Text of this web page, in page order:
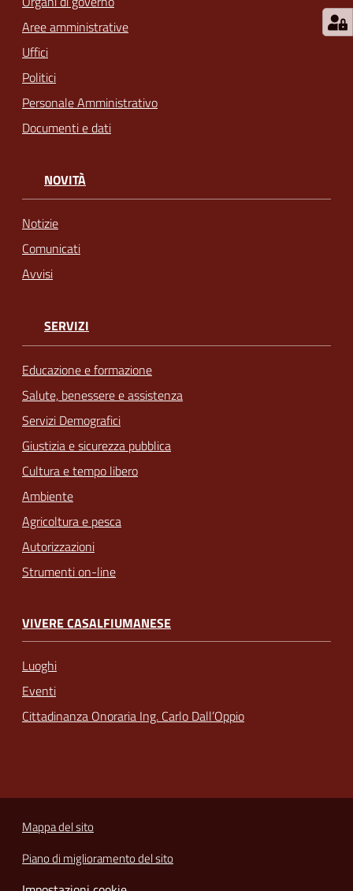
Aree amministrative
Uffici
Politici
Personale Amministrativo
Documenti e dati
NOVITÀ
Notizie
Comunicati
Avvisi
SERVIZI
Educazione e formazione
Salute, benessere e assistenza
Servizi Demografici
Giustizia e sicurezza pubblica
Cultura e tempo libero
Ambiente
Agricoltura e pesca
Autorizzazioni
Strumenti on-line
VIVERE CASALFIUMANESE
Luoghi
Eventi
Cittadinanza Onoraria Ing. Carlo Dall’Oppio
Mappa del sito
Piano di miglioramento del sito